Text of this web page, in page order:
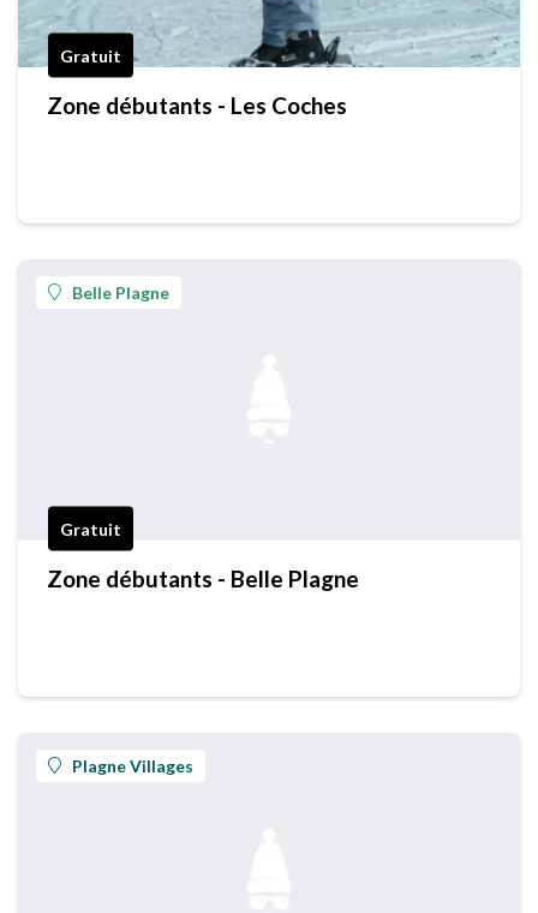
Gratuit
Zone débutants - Les Coches
Belle Plagne
Gratuit
Zone débutants - Belle Plagne
Plagne Villages